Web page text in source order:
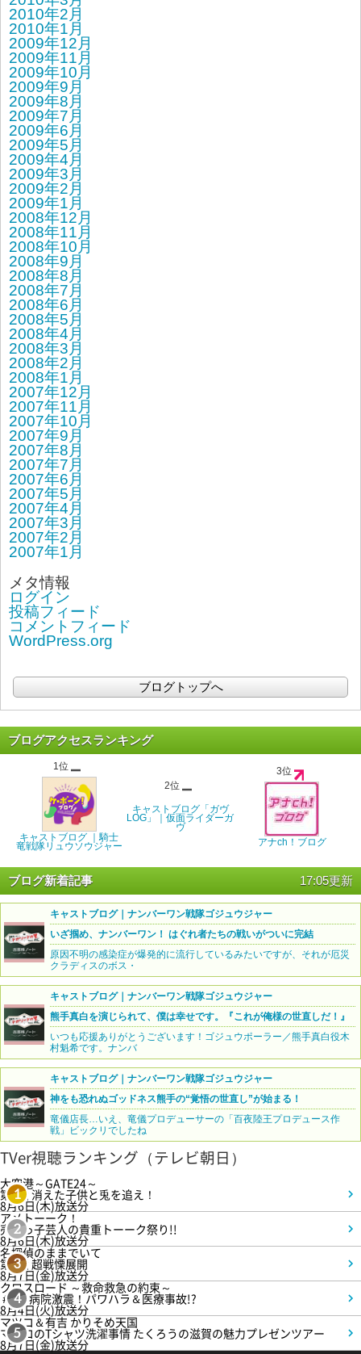
2010年2月
2010年1月
2009年12月
2009年11月
2009年10月
2009年9月
2009年8月
2009年7月
2009年6月
2009年5月
2009年4月
2009年3月
2009年2月
2009年1月
2008年12月
2008年11月
2008年10月
2008年9月
2008年8月
2008年7月
2008年6月
2008年5月
2008年4月
2008年3月
2008年2月
2008年1月
2007年12月
2007年11月
2007年10月
2007年9月
2007年8月
2007年7月
2007年6月
2007年5月
2007年4月
2007年3月
2007年2月
2007年1月
メタ情報
ログイン
投稿フィード
コメントフィード
WordPress.org
ブログトップへ
ブログアクセスランキング
1位
キャストブログ ｜騎士
竜戦隊リュウソウジャー
2位
キャストブログ「ガヴ
LOG」｜仮面ライダーガ
ヴ
3位
アナch！ブログ
ブログ新着記事 17:05更新
キャストブログ｜ナンバーワン戦隊ゴジュウジャー
いざ掴め、ナンバーワン！ はぐれ者たちの戦いがついに完結
原因不明の感染症が爆発的に流行しているみたいですが、それが厄災
クラディスのボス・
キャストブログ｜ナンバーワン戦隊ゴジュウジャー
熊手真白を演じられて、僕は幸せです。『これが俺様の世直しだ！』
いつも応援ありがとうございます！ゴジュウポーラー／熊手真白役木
村魁希です。ナンバ
キャストブログ｜ナンバーワン戦隊ゴジュウジャー
神をも恐れぬゴッドネス熊手の“覚悟の世直し”が始まる！
竜儀店長…いえ、竜儀プロデューサーの「百夜陸王プロデュース作
戦」ビックリでしたね
TVer視聴ランキング（テレビ朝日）
1
大空港～GATE24～
第3話 消えた子供と兎を追え！
8月6日(木)放送分
2
アメトーーク！
売れっ子芸人の貴重トーーク祭り!!
8月6日(木)放送分
3
名探偵のままでいて
第4話 超戦慄展開
8月7日(金)放送分
4
クロスロード ～救命救急の約束～
＃5 病院激震！パワハラ＆医療事故!?
8月4日(火)放送分
5
マツコ＆有吉 かりそめ天国
マツコのTシャツ洗濯事情 たくろうの滋賀の魅力プレゼンツアー
8月7日(金)放送分